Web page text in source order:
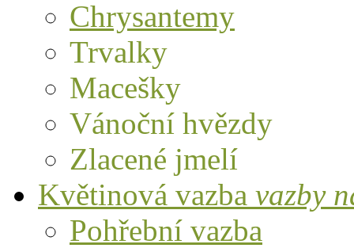
Chrysantemy
Trvalky
Macešky
Vánoční hvězdy
Zlacené jmelí
Květinová vazba vazby
Pohřební vazba